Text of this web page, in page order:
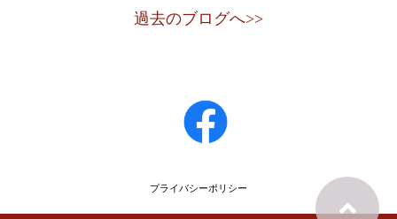
過去のブログへ>>
プライバシーポリシー